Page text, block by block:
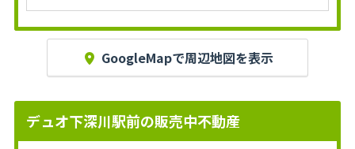
GoogleMapで周辺地図を表示
デュオ下深川駅前の販売中不動産